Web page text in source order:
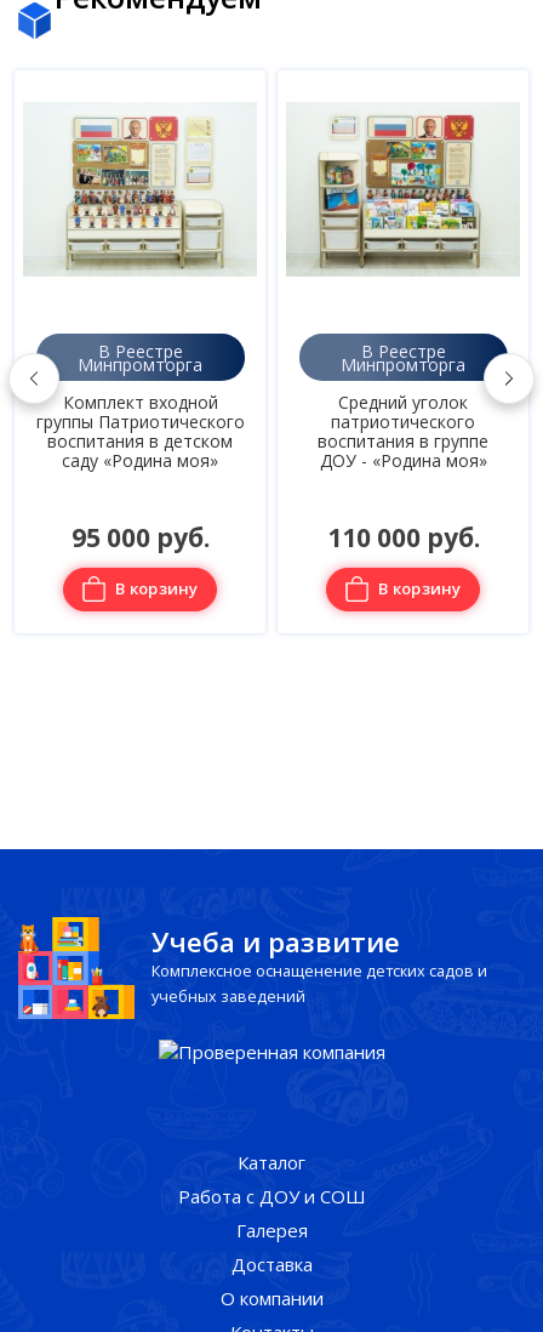
В Реестре
Минпромторга
Комплект входной
группы Патриотического
воспитания в детском
саду «Родина моя»
95 000 руб.
В корзину
В Реестре
Минпромторга
Средний уголок
патриотического
воспитания в группе
ДОУ - «Родина моя»
110 000 руб.
В корзину
Учеба и развитие
Комплексное оснащенение детских садов и
учебных заведений
Каталог
Работа с ДОУ и СОШ
Галерея
Доставка
О компании